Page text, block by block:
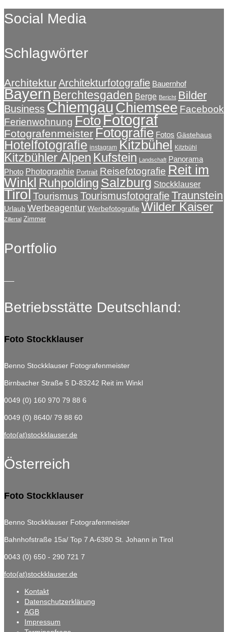
bis
€324,50
weist
auf
der
Produktseite
gewählt
werden
Social Media
Schlagwörter
ArchitekturArchitekturfotografie Bauernhof
Bayern Berchtesgaden Berge Bericht Bilder
BusinessChiemgauChiemsee Facebook
Ferienwohnung FotoFotograf
Fotografenmeister Fotografie Fotos Gästehaus
Hotelfotografie instagram Kitzbühel Kitzbühl
Kitzbühler Alpen Kufstein Landschaft Panorama
Photo Photographie Portrait Reisefotografie Reit im
Winkl Ruhpolding Salzburg Stockklauser
TirolTourismus TourismusfotografieTraunstein
Urlaub Werbeagentur Werbefotografie Wilder Kaiser
Zillertal Zimmer
Portfolio
Betriebsstätte Deutschland:
Foto Stockklauser
Benno Stockklauser Fotografenmeister
Birnbacher Straße 5 D-83242 Reit im Winkl
0049 (0) 160 970 79 88 6
0049 (0) 8640/ 79 88 60
foto(at)stockklauser.de
Österreich
Foto Stockklauser
Benno Stockklauser Fotografenmeister
Bahnhofstraße 15a/ Top 7 A-6380 St. Johann in Tirol
0043 (0) 650 - 290 721 7
foto(at)stockklauser.de
Kontakt
Datenschutzerklärung
AGB
Impressum